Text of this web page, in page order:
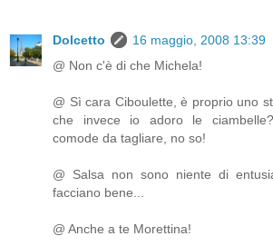
Dolcetto
16 maggio, 2008 13:39
@ Non c'è di che Michela!
@ Sì cara Ciboulette, è proprio uno
che invece io adoro le
comode da tagliare, no so!
@ Salsa non sono niente di
facciano bene...
@ Anche a te Morettina!